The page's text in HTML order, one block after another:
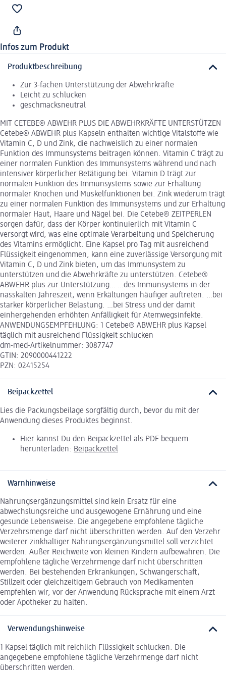
Infos zum Produkt
Produktbeschreibung
Zur 3-fachen Unterstützung der Abwehrkräfte
Leicht zu schlucken
geschmacksneutral
MIT CETEBE® ABWEHR PLUS DIE ABWEHRKRÄFTE UNTERSTÜTZEN
Cetebe® ABWEHR plus Kapseln enthalten wichtige Vitalstoffe wie
Vitamin C, D und Zink, die nachweislich zu einer normalen
Funktion des Immunsystems beitragen können. Vitamin C trägt zu
einer normalen Funktion des Immunsystems während und nach
intensiver körperlicher Betätigung bei. Vitamin D trägt zur
normalen Funktion des Immunsystems sowie zur Erhaltung
normaler Knochen und Muskelfunktionen bei. Zink wiederum trägt
zu einer normalen Funktion des Immunsystems und zur Erhaltung
normaler Haut, Haare und Nägel bei. Die Cetebe® ZEITPERLEN
sorgen dafür, dass der Körper kontinuierlich mit Vitamin C
versorgt wird, was eine optimale Verarbeitung und Speicherung
des Vitamins ermöglicht. Eine Kapsel pro Tag mit ausreichend
Flüssigkeit eingenommen, kann eine zuverlässige Versorgung mit
Vitamin C, D und Zink bieten, um das Immunsystem zu
unterstützen und die Abwehrkräfte zu unterstützen. Cetebe®
ABWEHR plus zur Unterstützung… …des Immunsystems in der
nasskalten Jahreszeit, wenn Erkältungen häufiger auftreten. …bei
starker körperlicher Belastung. …bei Stress und der damit
einhergehenden erhöhten Anfälligkeit für Atemwegsinfekte.
ANWENDUNGSEMPFEHLUNG: 1 Cetebe® ABWEHR plus Kapsel
täglich mit ausreichend Flüssigkeit schlucken
dm-med-Artikelnummer: 3087747
GTIN: 2090000441222
PZN: 02415254
Beipackzettel
Lies die Packungsbeilage sorgfältig durch, bevor du mit der
Anwendung dieses Produktes beginnst.
Hier kannst Du den Beipackzettel als PDF bequem
herunterladen: Beipackzettel
Warnhinweise
Nahrungsergänzungsmittel sind kein Ersatz für eine
abwechslungsreiche und ausgewogene Ernährung und eine
gesunde Lebensweise. Die angegebene empfohlene tägliche
Verzehrsmenge darf nicht überschritten werden. Auf den Verzehr
weiterer zinkhaltiger Nahrungsergänzungsmittel soll verzichtet
werden. Außer Reichweite von kleinen Kindern aufbewahren. Die
empfohlene tägliche Verzehrmenge darf nicht überschritten
werden. Bei bestehenden Erkrankungen, Schwangerschaft,
Stillzeit oder gleichzeitigem Gebrauch von Medikamenten
empfehlen wir, vor der Anwendung Rücksprache mit einem Arzt
oder Apotheker zu halten.
Verwendungshinweise
1 Kapsel täglich mit reichlich Flüssigkeit schlucken. Die
angegebene empfohlene tägliche Verzehrmenge darf nicht
überschritten werden.